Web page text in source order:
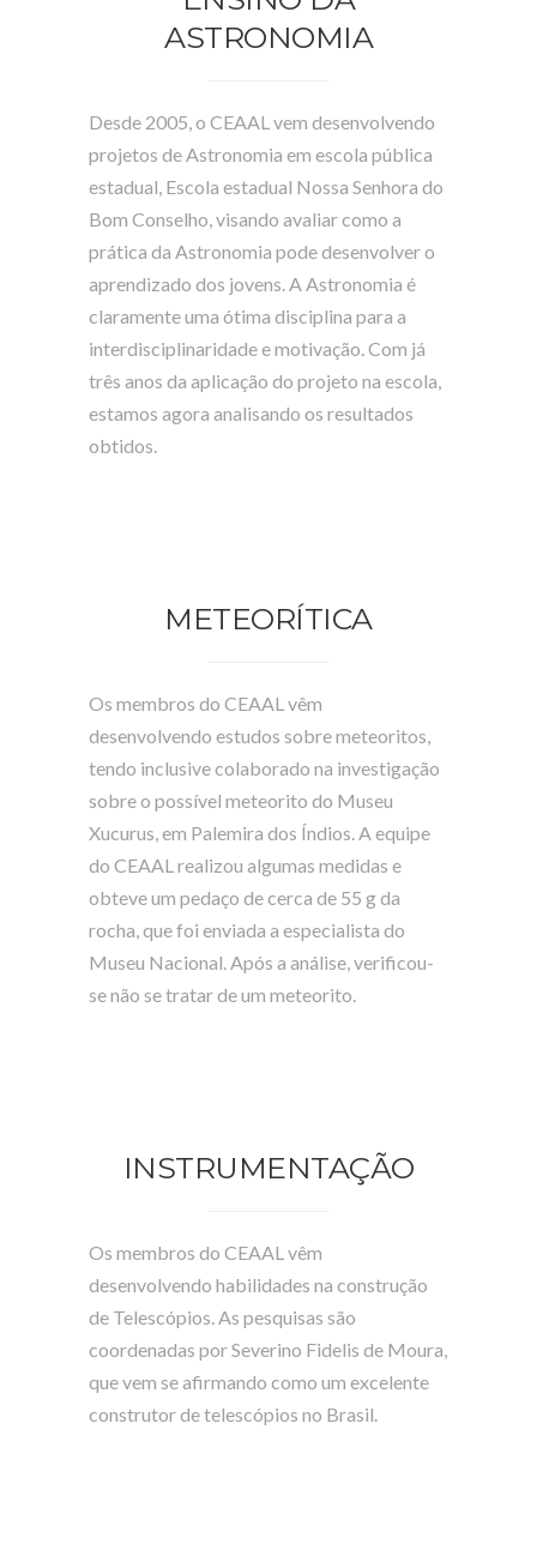
ASTRONOMIA
Desde 2005, o CEAAL vem desenvolvendo
projetos de Astronomia em escola pública
estadual, Escola estadual Nossa Senhora do
Bom Conselho, visando avaliar como a
prática da Astronomia pode desenvolver o
aprendizado dos jovens. A Astronomia é
claramente uma ótima disciplina para a
interdisciplinaridade e motivação. Com já
três anos da aplicação do projeto na escola,
estamos agora analisando os resultados
obtidos.
METEORÍTICA
Os membros do CEAAL vêm
desenvolvendo estudos sobre meteoritos,
tendo inclusive colaborado na investigação
sobre o possível meteorito do Museu
Xucurus, em Palemira dos Índios. A equipe
do CEAAL realizou algumas medidas e
obteve um pedaço de cerca de 55 g da
rocha, que foi enviada a especialista do
Museu Nacional. Após a análise, verificou-
se não se tratar de um meteorito.
INSTRUMENTAÇÃO
Os membros do CEAAL vêm
desenvolvendo habilidades na construção
de Telescópios. As pesquisas são
coordenadas por Severino Fidelis de Moura,
que vem se afirmando como um excelente
construtor de telescópios no Brasil.